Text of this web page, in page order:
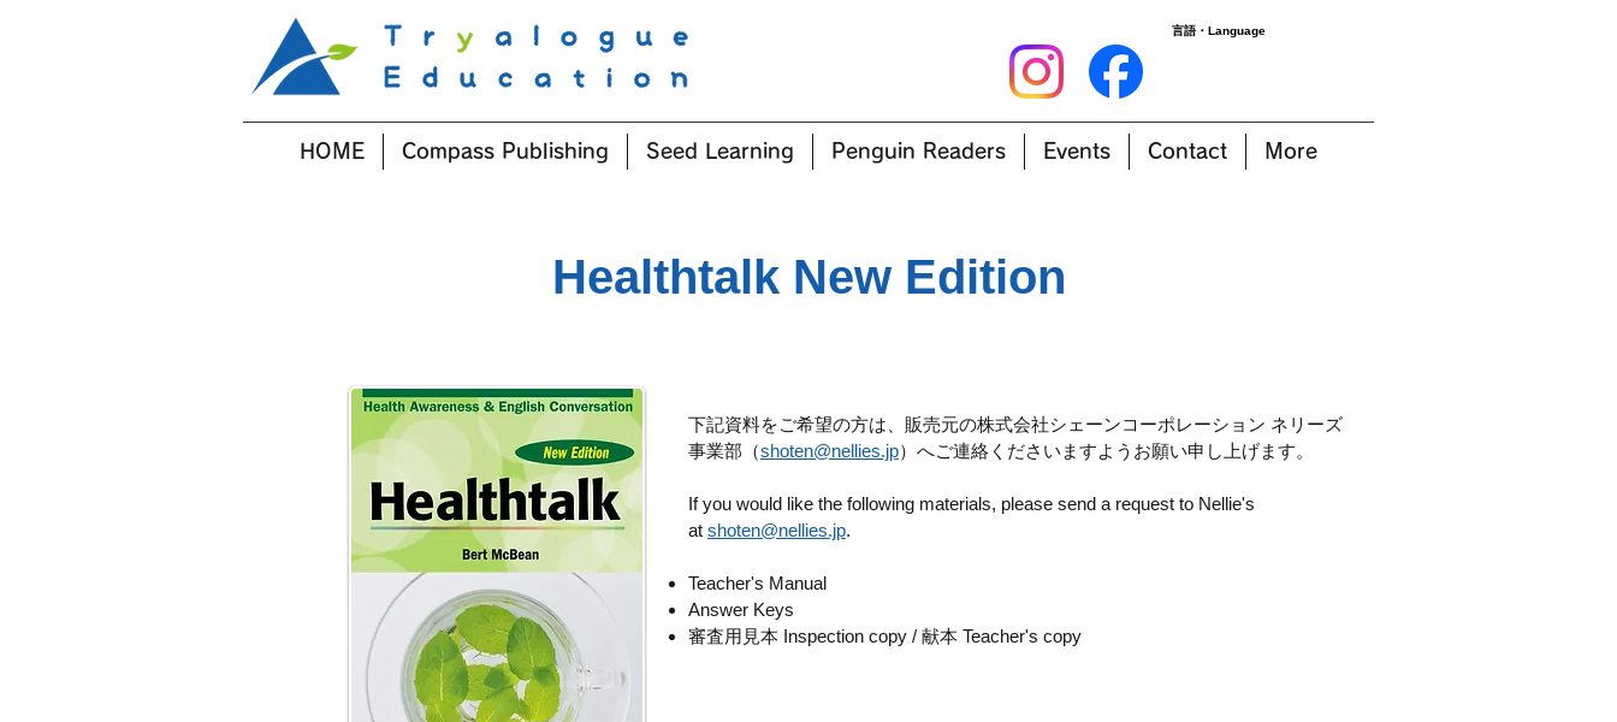
言語・Language
HOME Compass Publishing Seed Learning Penguin Readers Events Contact More
Healthtalk New Edition
下記資料をご希望の方は、販売元の株式会社シェーンコーポレーション ネリーズ
事業部（shoten@nellies.jp） へご連絡くださいますようお願い申し上げます。​
If you would like the following materials, please send a request to Nellie's
at shoten@nellies.jp.
Teacher's Manual
Answer Keys
審査用見本 Inspection copy / 献本 Teacher's copy